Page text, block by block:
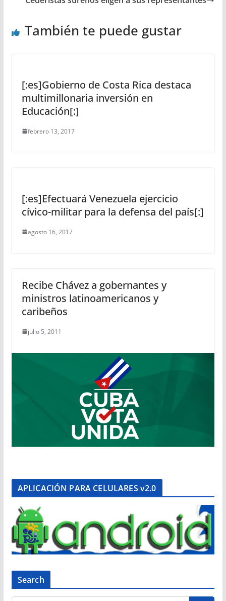
También te puede gustar
[:es]Gobierno de Costa Rica destaca
multimillonaria inversión en
Educación[:]
febrero 13, 2017
[:es]Efectuará Venezuela ejercicio
cívico-militar para la defensa del país[:]
agosto 16, 2017
Recibe Chávez a gobernantes y
ministros latinoamericanos y
caribeños
julio 5, 2011
APLICACIÓN PARA CELULARES v2.0
Search